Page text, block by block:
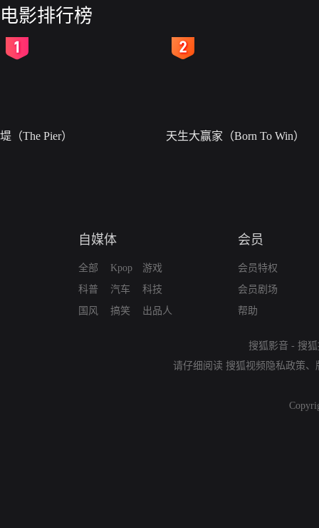
电影排行榜
堤（The Pier） 天生大赢家（Born To Win）
自媒体
全部
科普
国风
Kpop
汽车
搞笑
游戏
科技
出品人
会员
会员特权
会员剧场
帮助
搜狐影音 - 搜
请仔细阅读 搜狐视频隐私政策、